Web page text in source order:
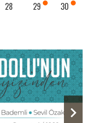
28 29
30